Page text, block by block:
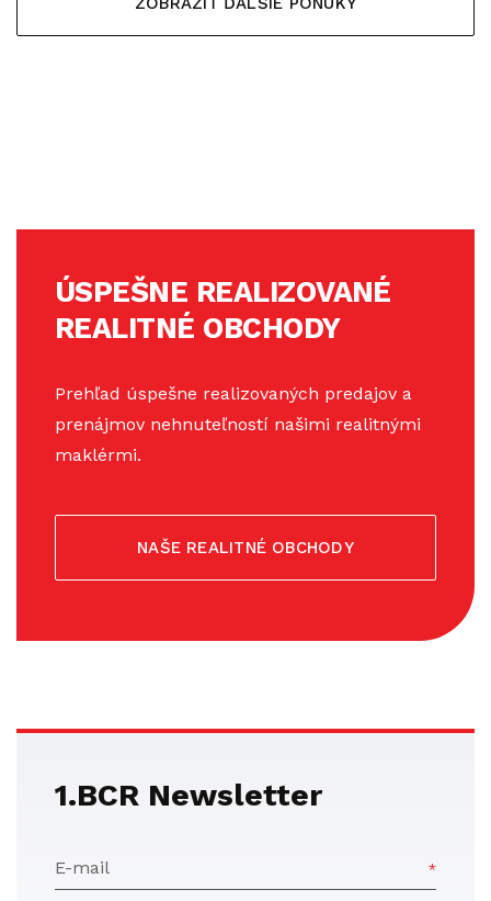
ÚSPEŠNE REALIZOVANÉ
REALITNÉ OBCHODY
Prehľad úspešne realizovaných predajov a
prenájmov nehnuteľností našimi realitnými
maklérmi.
NAŠE REALITNÉ OBCHODY
1.BCR Newsletter
E-mail